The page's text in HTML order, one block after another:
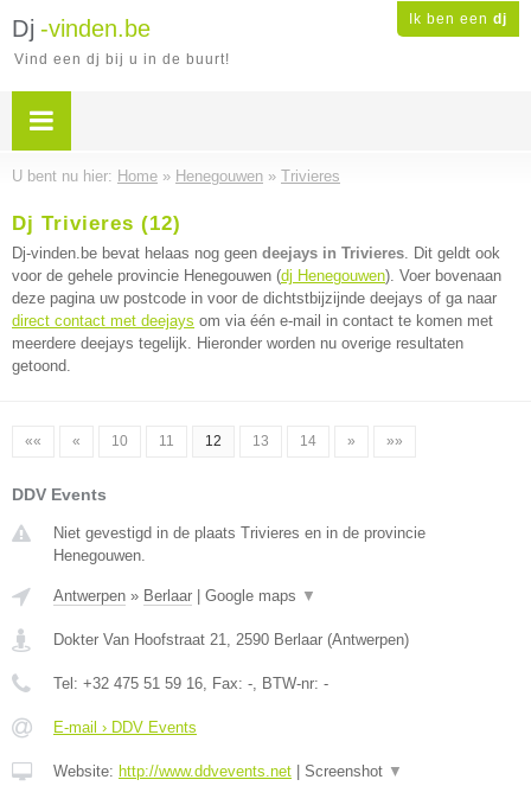
Ik ben een dj
Dj -vinden.be
Vind een dj bij u in de buurt!
U bent nu hier: Home » Henegouwen » Trivieres
Dj Trivieres (12)
Dj-vinden.be bevat helaas nog geen deejays in Trivieres. Dit geldt ook
voor de gehele provincie Henegouwen (dj Henegouwen). Voer bovenaan
deze pagina uw postcode in voor de dichtstbijzijnde deejays of ga naar
direct contact met deejays om via één e-mail in contact te komen met
meerdere deejays tegelijk. Hieronder worden nu overige resultaten
getoond.
«« « 10 11 12 13 14 » »»
DDV Events
Niet gevestigd in de plaats Trivieres en in de provincie
Henegouwen.
Antwerpen » Berlaar Google maps ▼
Dokter Van Hoofstraat 21, 2590 Berlaar (Antwerpen)
Tel: +32 475 51 59 16, Fax: -, BTW-nr: -
E-mail › DDV Events
Website: http://www.ddvevents.net Screenshot ▼